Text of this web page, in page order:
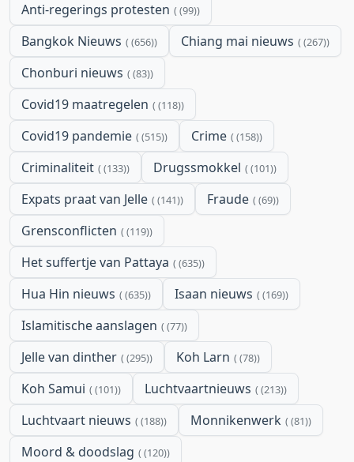
Anti-regerings protesten (99)
Bangkok Nieuws (656) Chiang mai nieuws (267)
Chonburi nieuws (83)
Covid19 maatregelen (118)
Covid19 pandemie (515) Crime (158)
Criminaliteit (133) Drugssmokkel (101)
Expats praat van Jelle (141) Fraude (69)
Grensconflicten (119)
Het suffertje van Pattaya (635)
Hua Hin nieuws (635) Isaan nieuws (169)
Islamitische aanslagen (77)
Jelle van dinther (295) Koh Larn (78)
Koh Samui (101) Luchtvaartnieuws (213)
Luchtvaart nieuws (188) Monnikenwerk (81)
Moord & doodslag (120)